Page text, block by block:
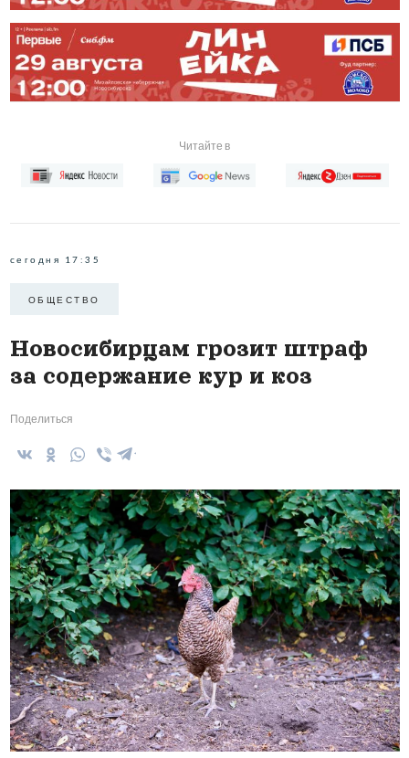
Читайте в
сегодня 17:35
ОБЩЕСТВО
Новосибирцам грозит штраф
за содержание кур и коз
Поделиться